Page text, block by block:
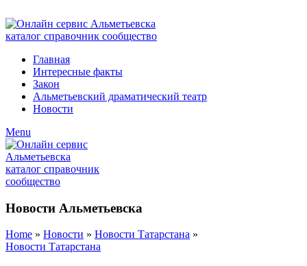
Главная
Интересные факты
Закон
Альметьевский драматический театр
Новости
Menu
Новости Альметьевска
Home » Новости » Новости Татарстана »
Новости Татарстана